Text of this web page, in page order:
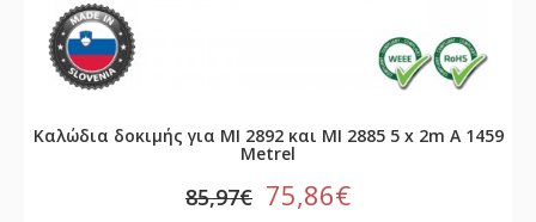
Καλώδια δοκιμής για MI 2892 και MI 2885 5 x 2m A 1459
Metrel
85,97€ 75,86€